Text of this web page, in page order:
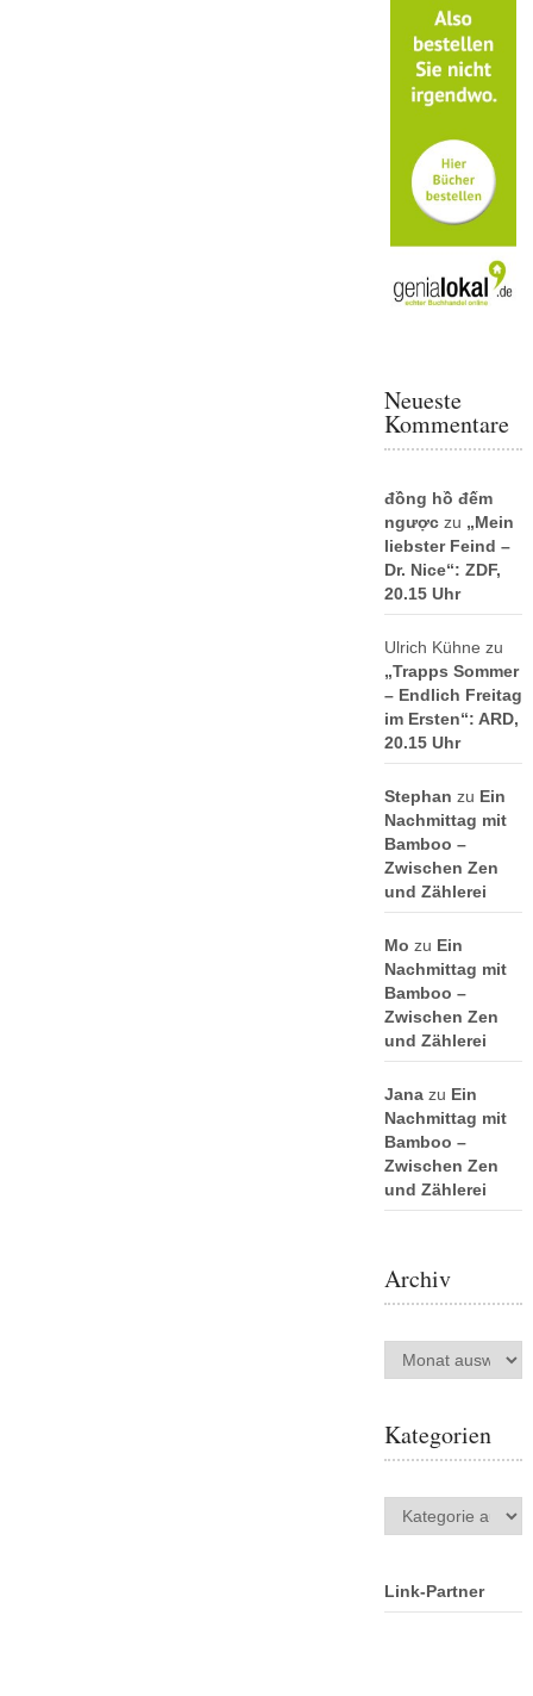
Neueste
Kommentare
đồng hồ đếm
ngượczu „Mein
liebster Feind –
Dr. Nice“: ZDF,
20.15 Uhr
Ulrich Kühne zu
„Trapps Sommer
– Endlich Freitag
im Ersten“: ARD,
20.15 Uhr
Stephan zu Ein
Nachmittag mit
Bamboo –
Zwischen Zen
und Zählerei
Mo zu Ein
Nachmittag mit
Bamboo –
Zwischen Zen
und Zählerei
Janazu Ein
Nachmittag mit
Bamboo –
Zwischen Zen
und Zählerei
Archiv
Archiv
Kategorien
Kategorien
Link-Partner